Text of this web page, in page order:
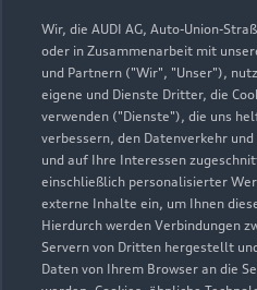
Wir, die AUDI AG, Auto-Union-
oder in Zusammenarbeit mit
und Partnern ("Wir", "Unser"),
eigene und Dienste Dritter, die
verwenden ("Dienste"), die uns
verbessern, den Datenverkehr
und auf Ihre Interessen
einschließlich personalisierter
externe Inhalte ein, um Ihnen
Hierdurch werden Verbindungen
Servern von Dritten hergestellt
Daten von Ihrem Browser an die
Gebr. Conrad
Autoverkauf Servicepartner